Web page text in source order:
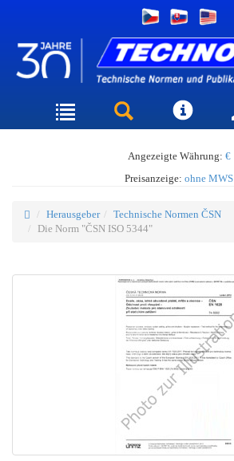
Angezeigte Währung: €
Preisanzeige: ohne MWS
Herausgeber
Technische Normen ČSN
Die Norm "ČSN ISO 5344"